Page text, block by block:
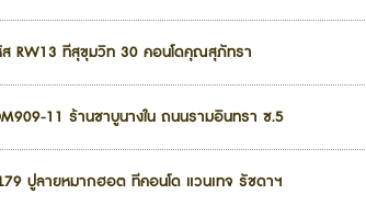
หัส RW13 ที่สุขุมวิท 30 คอนโดคุณสุภัทรา
11 ร้านชาบูนางใน ถนนรามอินทรา ซ.5
ปูลายหมากฮอต ที่คอนโด แวนเทจ รัชดาฯ